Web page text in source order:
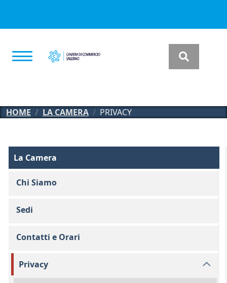
HOME LA CAMERA PRIVACY
La Camera
La Camera
Chi Siamo
Sedi
Contatti e Orari
Privacy